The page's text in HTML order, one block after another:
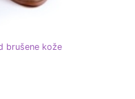
brušene kože